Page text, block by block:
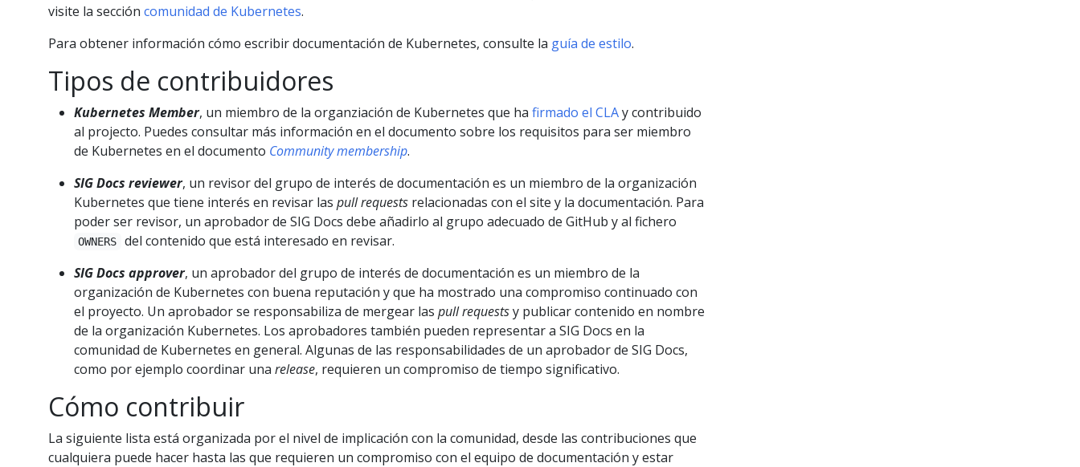
visite la sección comunidad de Kubernetes.
Para obtener información cómo escribir documentación de Kubernetes, consulte la guía de estilo.
Tipos de contribuidores
Kubernetes Member, un miembro de la organziación de Kubernetes que ha firmado el CLAy contribuido
al projecto. Puedes consultar más información en el documento sobre los requisitos para ser miembro
de Kubernetes en el documento Community membership.
SIG Docs reviewer, un revisor del grupo de interés de documentación es un miembro de la organización
Kubernetes que tiene interés en revisar las pull requests relacionadas con el site y la documentación. Para
poder ser revisor, un aprobador de SIG Docs debe añadirlo al grupo adecuado de GitHub y al fichero
OWNERS
del contenido que está interesado en revisar.
SIG Docs approver, un aprobador del grupo de interés de documentación es un miembro de la
organización de Kubernetes con buena reputación y que ha mostrado una compromiso continuado con
el proyecto. Un aprobador se responsabiliza de mergear las pull requestsy publicar contenido en nombre
de la organización Kubernetes. Los aprobadores también pueden representar a SIG Docs en la
comunidad de Kubernetes en general. Algunas de las responsabilidades de un aprobador de SIG Docs,
como por ejemplo coordinar una release, requieren un compromiso de tiempo significativo.
Cómo contribuir
La siguiente lista está organizada por el nivel de implicación con la comunidad, desde las contribuciones que
cualquiera puede hacer hasta las que requieren un compromiso con el equipo de documentación y estar